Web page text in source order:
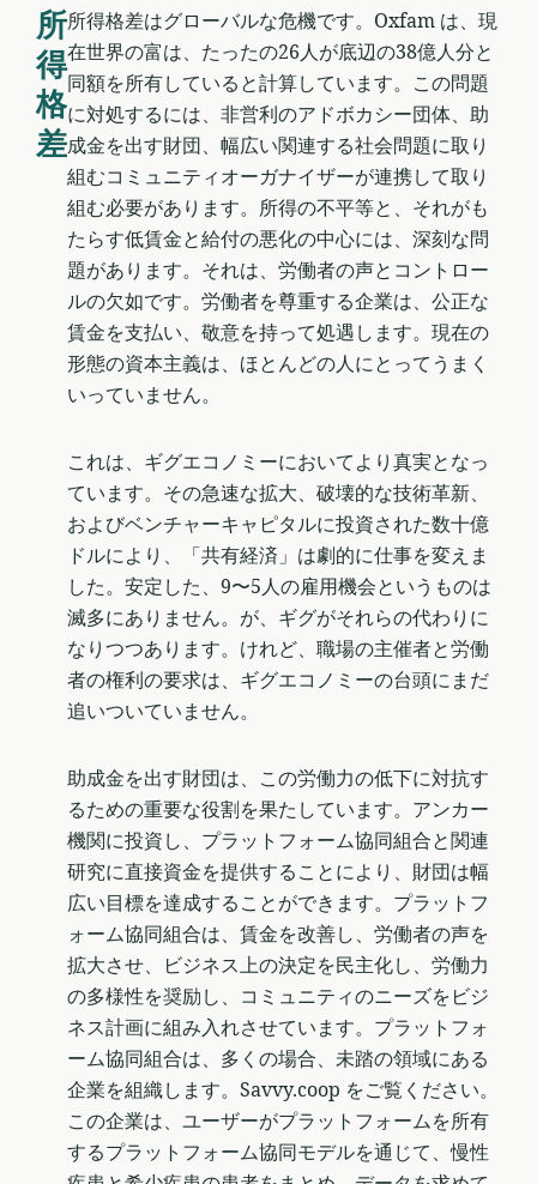
所
得
格
差
所得格差はグローバルな危機です。Oxfam は、現
在世界の富は、たったの26人が底辺の38億人分と
同額を所有していると計算しています。この問題
に対処するには、非営利のアドボカシー団体、助
成金を出す財団、幅広い関連する社会問題に取り
組むコミュニティオーガナイザーが連携して取り
組む必要があります。所得の不平等と、それがも
たらす低賃金と給付の悪化の中心には、深刻な問
題があります。それは、労働者の声とコントロー
ルの欠如です。労働者を尊重する企業は、公正な
賃金を支払い、敬意を持って処遇します。現在の
形態の資本主義は、ほとんどの人にとってうまく
いっていません。
これは、ギグエコノミーにおいてより真実となっ
ています。その急速な拡大、破壊的な技術革新、
およびベンチャーキャピタルに投資された数十億
ドルにより、「共有経済」は劇的に仕事を変えま
した。安定した、9〜5人の雇用機会というものは
滅多にありません。が、ギグがそれらの代わりに
なりつつあります。けれど、職場の主催者と労働
者の権利の要求は、ギグエコノミーの台頭にまだ
追いついていません。
助成金を出す財団は、この労働力の低下に対抗す
るための重要な役割を果たしています。アンカー
機関に投資し、プラットフォーム協同組合と関連
研究に直接資金を提供することにより、財団は幅
広い目標を達成することができます。プラットフ
ォーム協同組合は、賃金を改善し、労働者の声を
拡大させ、ビジネス上の決定を民主化し、労働力
の多様性を奨励し、コミュニティのニーズをビジ
ネス計画に組み入れさせています。プラットフォ
ーム協同組合は、多くの場合、未踏の領域にある
企業を組織します。Savvy.coop をご覧ください。
この企業は、ユーザーがプラットフォームを所有
するプラットフォーム協同モデルを通じて、慢性